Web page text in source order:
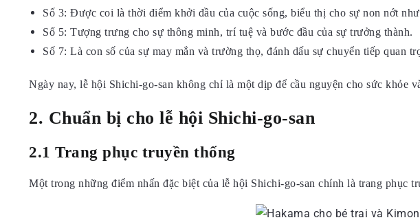
Số 3: Được coi là thời điểm khởi đầu của cuộc sống, biểu thị cho sự non nớt
Số 5: Tượng trưng cho sự thông minh, trí tuệ và bước đầu của sự trưởng thành.
Số 7: Là con số của sự may mắn và trường thọ, đánh dấu sự chuyển tiếp quan
Ngày nay, lễ hội Shichi-go-san không chỉ là một dịp để cầu nguyện cho sức khỏe
2. Chuẩn bị cho lễ hội Shichi-go-san
2.1 Trang phục truyền thống
Một trong những điểm nhấn đặc biệt của lễ hội Shichi-go-san chính là trang phục